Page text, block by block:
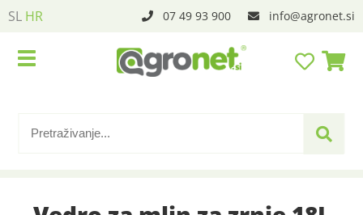
SL HR 07 49 93 900 info agronet.si